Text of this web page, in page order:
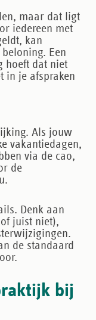
maar dat ligt
iedereen met
kan
Een
hoeft dat niet
in je afspraken
Als jouw
vakantiedagen,
via de cao,
de
Denk aan
juist niet),
de standaard
bij